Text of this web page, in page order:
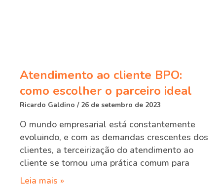
Atendimento ao cliente BPO:
como escolher o parceiro ideal
Ricardo Galdino 26 de setembro de 2023
O mundo empresarial está constantemente
evoluindo, e com as demandas crescentes dos
clientes, a terceirização do atendimento ao
cliente se tornou uma prática comum para
Leia mais »